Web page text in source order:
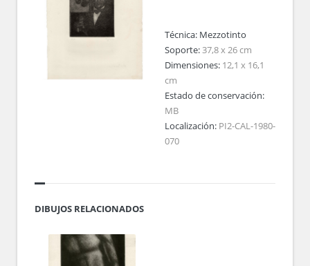
Técnica: Mezzotinto
Soporte:37,8 x 26 cm
Dimensiones: 12,1 x 16,1
cm
Estado de conservación:
MB
Localización: PI2-CAL-1980-
070
DIBUJOS RELACIONADOS